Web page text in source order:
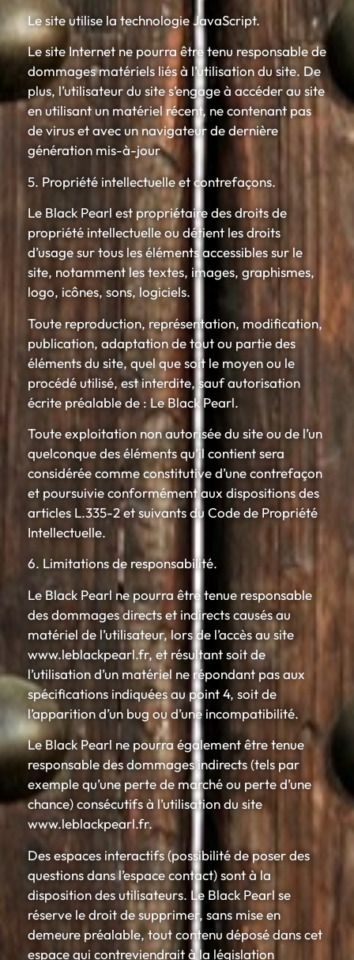
Le site utilise la technologie JavaScript.
Le site Internet ne pourra être tenu responsable de
dommages matériels liés à l’utilisation du site. De
plus, l’utilisateur du site s’engage à accéder au site
en utilisant un matériel récent, ne contenant pas
de virus et avec un navigateur de dernière
génération mis-à-jour
5. Propriété intellectuelle et contrefaçons.
Le Black Pearl est propriétaire des droits de
propriété intellectuelle ou détient les droits
d’usage sur tous les éléments accessibles sur le
site, notamment les textes, images, graphismes,
logo, icônes, sons, logiciels.
Toute reproduction, représentation, modification,
publication, adaptation de tout ou partie des
éléments du site, quel que soit le moyen ou le
procédé utilisé, est interdite, sauf autorisation
écrite préalable de : Le Black Pearl.
Toute exploitation non autorisée du site ou de l’un
quelconque des éléments qu’il contient sera
considérée comme constitutive d’une contrefaçon
et poursuivie conformément aux dispositions des
articles L.335-2 et suivants du Code de Propriété
Intellectuelle.
6. Limitations de responsabilité.
Le Black Pearl ne pourra être tenue responsable
des dommages directs et indirects causés au
matériel de l’utilisateur, lors de l’accès au site
www.leblackpearl.fr, et résultant soit de
l’utilisation d’un matériel ne répondant pas aux
spécifications indiquées au point 4, soit de
l’apparition d’un bug ou d’une incompatibilité.
Le Black Pearl ne pourra également être tenue
responsable des dommages indirects (tels par
exemple qu’une perte de marché ou perte d’une
chance) consécutifs à l’utilisation du site
www.leblackpearl.fr.
Des espaces interactifs (possibilité de poser des
questions dans l’espace contact) sont à la
disposition des utilisateurs. Le Black Pearl se
réserve le droit de supprimer, sans mise en
demeure préalable, tout contenu déposé dans cet
espace qui contreviendrait à la législation